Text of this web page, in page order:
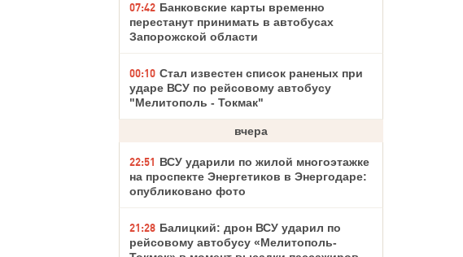
07:42 Банковские карты временно
перестанут принимать в автобусах
Запорожской области
00:10 Стал известен список раненых при
ударе ВСУ по рейсовому автобусу
"Мелитополь - Токмак"
вчера
22:51 ВСУ ударили по жилой многоэтажке
на проспекте Энергетиков в Энергодаре:
опубликовано фото
21:28 Балицкий: дрон ВСУ ударил по
рейсовому автобусу «Мелитополь-